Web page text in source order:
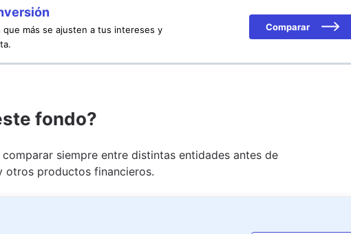
más se ajusten a tus intereses y
Comparar
fondo?
siempre entre distintas entidades antes de
otros productos financieros.